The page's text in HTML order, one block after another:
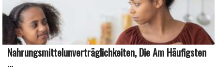
Nahrungsmittelunverträglichkeiten, Die Am Häufigsten
...